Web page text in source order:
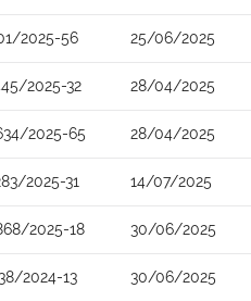
2025-56 25/06/2025
2025-32 28/04/2025
2025-65 28/04/2025
2025-31 14/07/2025
2025-18 30/06/2025
2024-13 30/06/2025